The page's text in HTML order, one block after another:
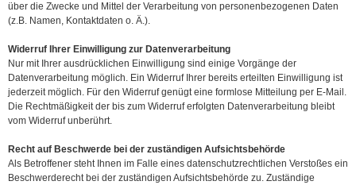
über die Zwecke und Mittel der Verarbeitung von personenbezogenen Daten
(z.B. Namen, Kontaktdaten o. Ä.).
Widerruf Ihrer Einwilligung zur Datenverarbeitung
Nur mit Ihrer ausdrücklichen Einwilligung sind einige Vorgänge der
Datenverarbeitung möglich. Ein Widerruf Ihrer bereits erteilten Einwilligung ist
jederzeit möglich. Für den Widerruf genügt eine formlose Mitteilung per E-Mail.
Die Rechtmäßigkeit der bis zum Widerruf erfolgten Datenverarbeitung bleibt
vom Widerruf unberührt.
Recht auf Beschwerde bei der zuständigen Aufsichtsbehörde
Als Betroffener steht Ihnen im Falle eines datenschutzrechtlichen Verstoßes ein
Beschwerderecht bei der zuständigen Aufsichtsbehörde zu. Zuständige